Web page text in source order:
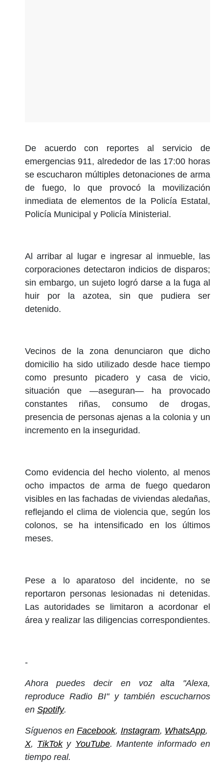
De acuerdo con reportes al servicio de
emergencias 911, alrededor de las 17:00 horas
se escucharon múltiples detonaciones de arma
de fuego, lo que provocó la movilización
inmediata de elementos de la Policía Estatal,
Policía Municipal y Policía Ministerial.
Al arribar al lugar e ingresar al inmueble, las
corporaciones detectaron indicios de disparos;
sin embargo, un sujeto logró darse a la fuga al
huir por la azotea, sin que pudiera ser
detenido.
Vecinos de la zona denunciaron que dicho
domicilio ha sido utilizado desde hace tiempo
como presunto picadero y casa de vicio,
situación que —aseguran— ha provocado
constantes riñas, consumo de drogas,
presencia de personas ajenas a la colonia y un
incremento en la inseguridad.
Como evidencia del hecho violento, al menos
ocho impactos de arma de fuego quedaron
visibles en las fachadas de viviendas aledañas,
reflejando el clima de violencia que, según los
colonos, se ha intensificado en los últimos
meses.
Pese a lo aparatoso del incidente, no se
reportaron personas lesionadas ni detenidas.
Las autoridades se limitaron a acordonar el
área y realizar las diligencias correspondientes.
-
Ahora puedes decir en voz alta "Alexa,
reproduce Radio BI" y también escucharnos
en Spotify.
Síguenos enFacebook, Instagram, WhatsApp,
X, TikToky YouTube. Mantente informado en
tiempo real.